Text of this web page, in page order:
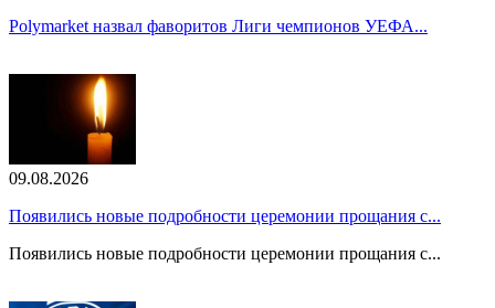
Polymarket назвал фаворитов Лиги чемпионов УЕФА...
09.08.2026
Появились новые подробности церемонии прощания с...
Появились новые подробности церемонии прощания с...